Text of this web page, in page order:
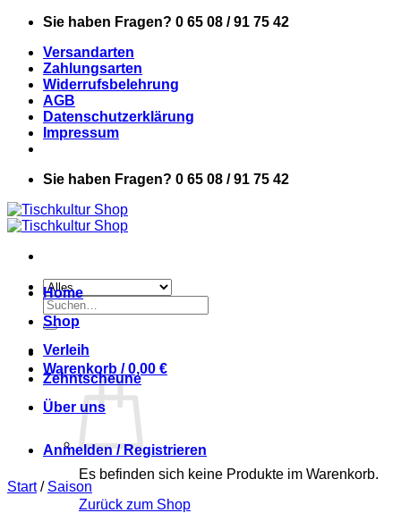
Zum
springen
Sie haben Fragen? 0 65 08 / 91 75 42
Versandarten
Zahlungsarten
Widerrufsbelehrung
AGB
Datenschutzerklärung
Impressum
Sie haben Fragen? 0 65 08 / 91 75 42
Suchen
nach:
Warenkorb /0,00 €
Es befinden sich keine Produkte im Warenkorb.
Zurück zum Shop
Home
Shop
Verleih
Zehntscheune
Über uns
Anmelden / Registrieren
Start / Saison